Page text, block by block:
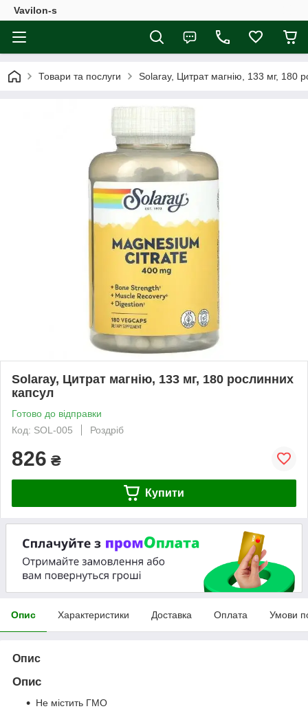
Vavilon-s
Товари та послуги Solaray, Цитрат магнію, 133 мг, 180
Solaray, Цитрат магнію, 133 мг, 180 рослинних
капсул
Готово до відправки
Код: SOL-005
Роздріб
826 ₴
Купити
Опис Характеристики Доставка Оплата Умови
Опис
Опис
Не містить ГМО